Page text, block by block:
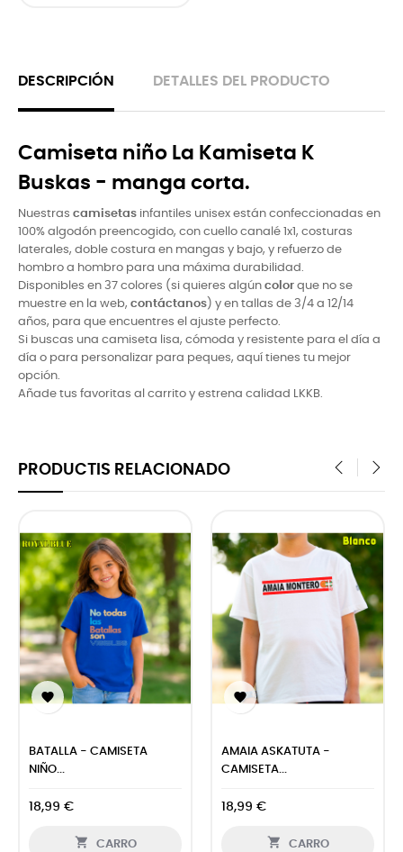
DESCRIPCIÓN DETALLES DEL PRODUCTO
Camiseta niño La Kamiseta K
Buskas - manga corta.
Nuestras camisetas infantiles unisex están confeccionadas en
100% algodón preencogido, con cuello canalé 1x1, costuras
laterales, doble costura en mangas y bajo, y refuerzo de
hombro a hombro para una máxima durabilidad.
Disponibles en 37 colores (si quieres algún color que no se
muestre en la web, contáctanos) y en tallas de 3/4 a 12/14
años, para que encuentres el ajuste perfecto.
Si buscas una camiseta lisa, cómoda y resistente para el dí­a a
dí­a o para personalizar para peques, aquí­ tienes tu mejor
opción.
Añade tus favoritas al carrito y estrena calidad LKKB.
PRODUCTIS RELACIONADO

BATALLA - CAMISETA
NIÑO...
18,99 €
 CARRO

AMAIA ASKATUTA -
CAMISETA...
18,99 €
 CARRO